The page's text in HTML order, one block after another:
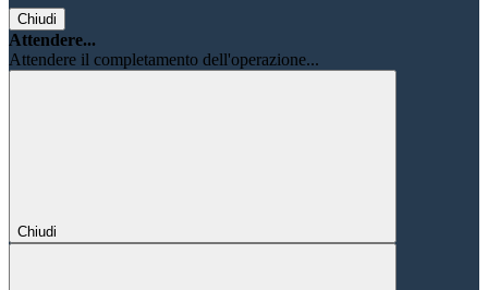
Chiudi
Attendere...
Attendere il completamento dell'operazione...
Chiudi